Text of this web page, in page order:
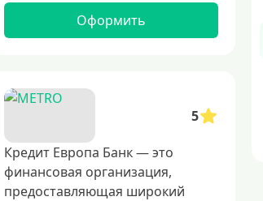
Оформить
5
Кредит Европа Банк — это
финансовая организация,
предоставляющая широкий